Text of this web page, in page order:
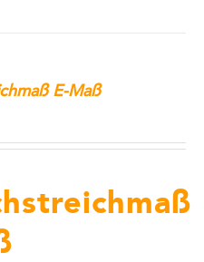
E-Maß